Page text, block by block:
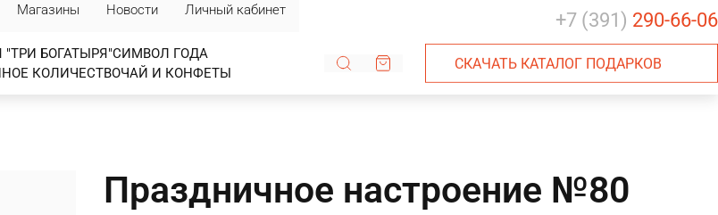
Магазины Новости Личный кабинет +7 (391) 290-66-06
БОГАТЫРЯ"СИМВОЛ ГОДА
КОЛИЧЕСТВОЧАЙ И КОНФЕТЫ
СКАЧАТЬ КАТАЛОГ ПОДАРКОВ
Праздничное настроение №80